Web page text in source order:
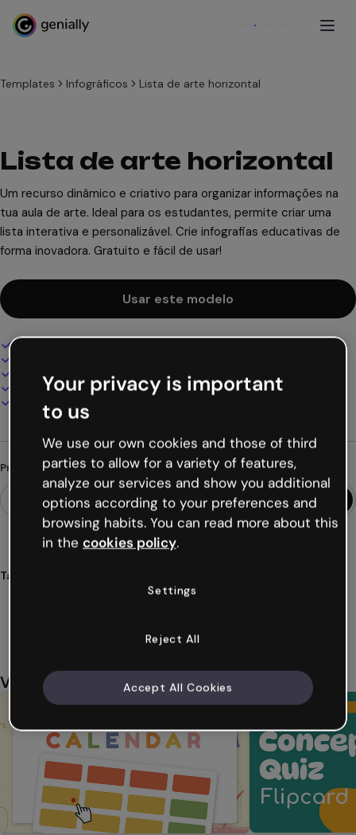
Cadastre-se
Templates Infográficos Lista de arte horizontal
Lista de arte horizontal
Um recurso dinâmico e criativo para organizar informações na
tua aula de arte. Ideal para os estudantes, permite criar uma
lista interativa e personalizável. Crie infografias educativas de
forma inovadora. Gratuito e fácil de usar!
Usar este modelo
Design interativo e animado
Adicione áudio, vídeo e multimídia
Apresente, compartilhe ou publique online
Baixe em PDF, MP4 e outros formatos
Procurando algo diferente?
Tags
educação
Você também pode gostar
Your privacy is important
to us
We use our own cookies and those of third
parties to allow for a variety of features,
analyze our services and show you additional
options according to your preferences and
browsing habits. You can read more about this
in the cookies policy.
Settings
Reject All
Accept All Cookies